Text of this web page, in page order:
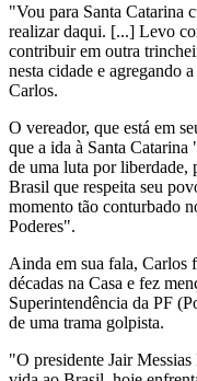
"Vou para Santa Catarina
realizar daqui. [...] Levo
contribuir em outra
nesta cidade e agregando
Carlos.
O vereador, que está em
que a ida à Santa
de uma luta por liberdade,
Brasil que respeita seu
momento tão conturbado
Poderes".
Ainda em sua fala, Carlos
décadas na Casa e fez
Superintendência da PF
de uma trama golpista.
"O presidente Jair